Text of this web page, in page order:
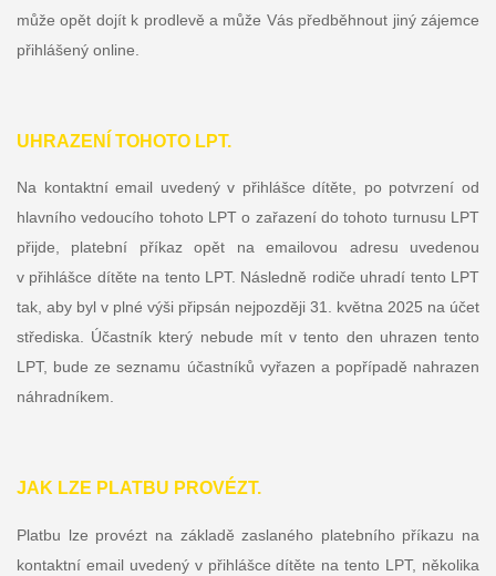
může opět dojít k prodlevě a může Vás předběhnout jiný zájemce
přihlášený online.
UHRAZENÍ TOHOTO LPT.
Na kontaktní email uvedený v přihlášce dítěte, po potvrzení od
hlavního vedoucího tohoto LPT o zařazení do tohoto turnusu LPT
přijde, platební příkaz opět na emailovou adresu uvedenou
v přihlášce dítěte na tento LPT. Následně rodiče uhradí tento LPT
tak, aby byl v plné výši připsán nejpozději 31. května 2025 na účet
střediska. Účastník který nebude mít v tento den uhrazen tento
LPT, bude ze seznamu účastníků vyřazen a popřípadě nahrazen
náhradníkem.
JAK LZE PLATBU PROVÉZT.
Platbu lze provézt na základě zaslaného platebního příkazu na
kontaktní email uvedený v přihlášce dítěte na tento LPT, několika